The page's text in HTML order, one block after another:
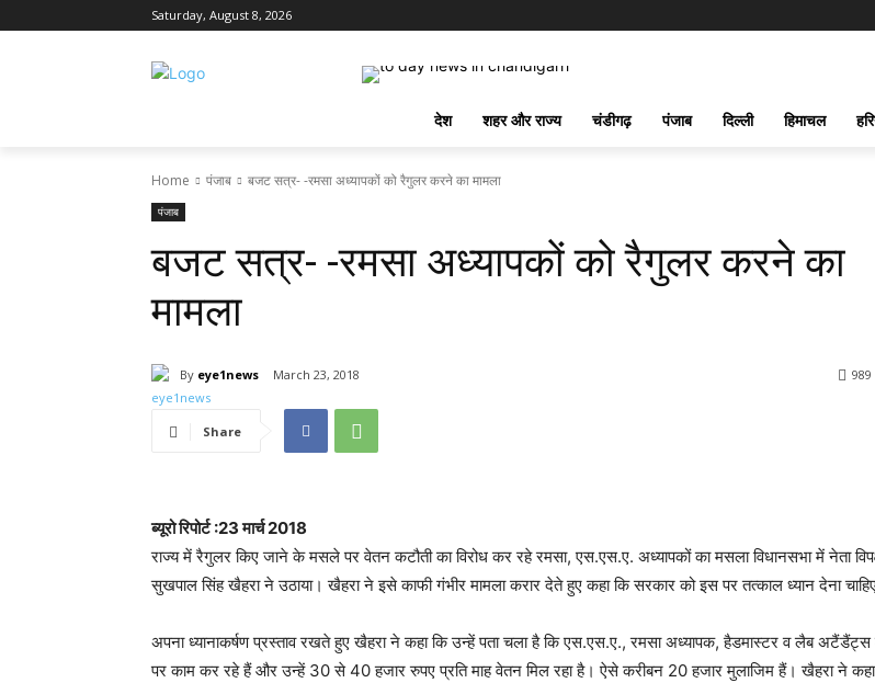
Saturday, August 8, 2026
देश शहर और राज्य चंडीगढ़ पंजाब दिल्ली हिमाचल
Home पंजाब बजट सत्र- -रमसा अध्यापकों को रैगुलर करने का मामला
पंजाब
बजट सत्र- -रमसा अध्यापकों को रैगुलर करने का
मामला
By eye1news March 23, 2018 989
Share
ब्यूरो रिपोर्ट :23 मार्च 2018
राज्य में रैगुलर किए जाने के मसले पर वेतन कटौती का विरोध कर रहे रमसा, एस.एस.ए. अध्यापकों का मसला विधानसभा में नेता
सुखपाल सिंह खैहरा ने उठाया। खैहरा ने इसे काफी गंभीर मामला करार देते हुए कहा कि सरकार को इस पर तत्काल ध्यान देना
अपना ध्यानाकर्षण प्रस्ताव रखते हुए खैहरा ने कहा कि उन्हें पता चला है कि एस.एस.ए., रमसा अध्यापक, हैडमास्टर व लैब
पर काम कर रहे हैं और उन्हें 30 से 40 हजार रुपए प्रति माह वेतन मिल रहा है। ऐसे करीबन 20 हजार मुलाजिम हैं। खैहरा ने